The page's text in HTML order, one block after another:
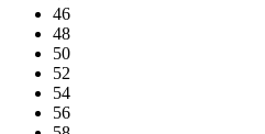
46
48
50
52
54
56